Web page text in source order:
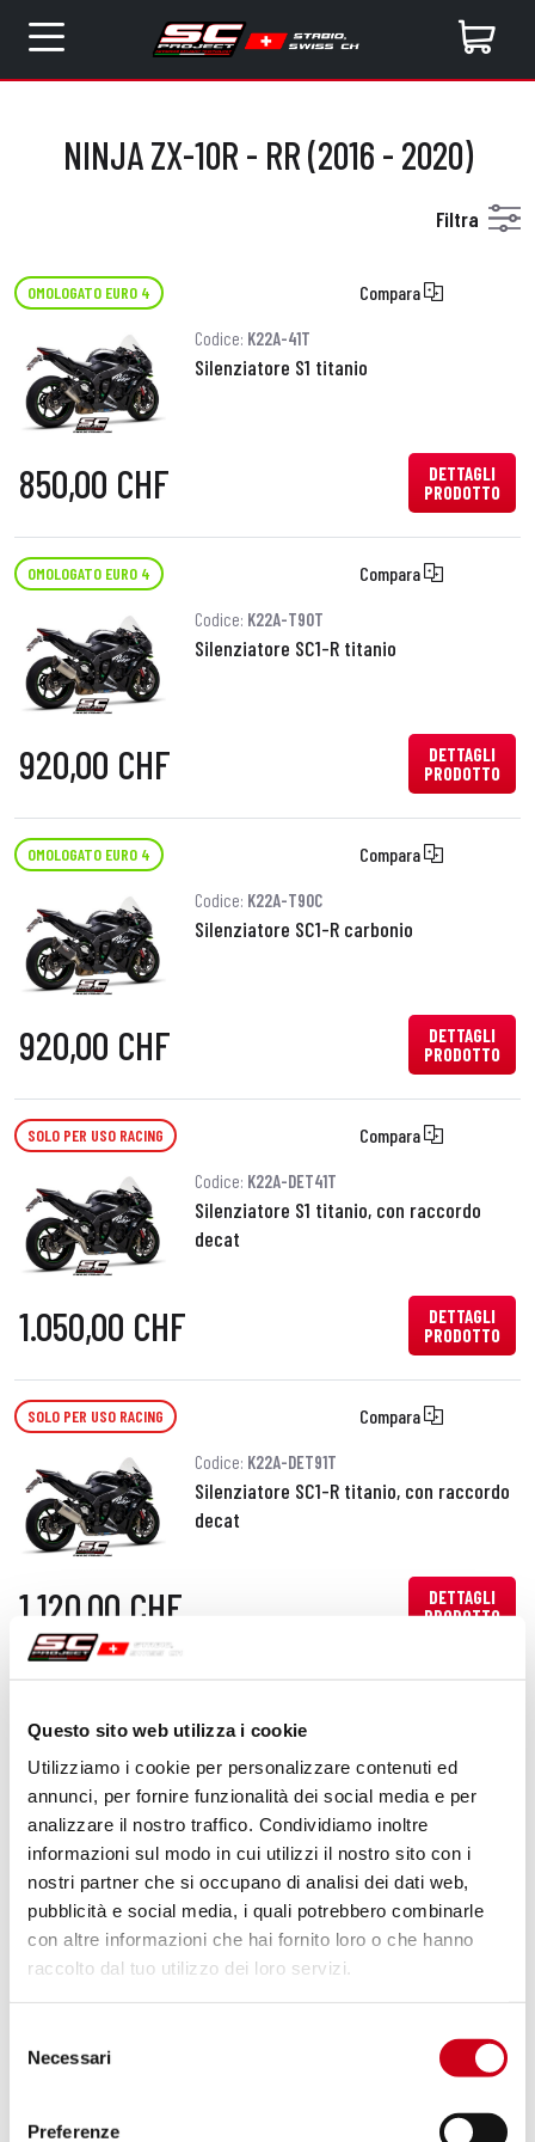
Questo sito web utilizza i cookie
Utilizziamo i cookie per personalizzare contenuti ed
annunci, per fornire funzionalità dei social media e per
analizzare il nostro traffico. Condividiamo inoltre
informazioni sul modo in cui utilizzi il nostro sito con i
nostri partner che si occupano di analisi dei dati web,
pubblicità e social media, i quali potrebbero combinarle
con altre informazioni che hai fornito loro o che hanno
raccolto dal tuo utilizzo dei loro servizi.
delNecessari
Preferenze
NINJA ZX-10R - RR (2016 - 2020)
Filtra
OMOLOGATO EURO 4 Compara
Codice: K22A-41T
Silenziatore S1 titanio
850,00 CHF
DETTAGLI
PRODOTTO
OMOLOGATO EURO 4 Compara
Codice: K22A-T90T
Silenziatore SC1-R titanio
920,00 CHF
DETTAGLI
PRODOTTO
OMOLOGATO EURO 4 Compara
Codice: K22A-T90C
Silenziatore SC1-R carbonio
920,00 CHF
DETTAGLI
PRODOTTO
SOLO PER USO RACING Compara
Codice: K22A-DET41T
Silenziatore S1 titanio, con raccordo
decat
1.050,00 CHF
DETTAGLI
PRODOTTO
SOLO PER USO RACING Compara
Codice: K22A-DET91T
Silenziatore SC1-R titanio, con raccordo
decat
1.120,00 CHF
DETTAGLI
PRODOTTO
Codice: K22A-DET91C
Silenziatore SC1-R carbonio, con
raccordo decat
1.120,00 CHF
DETTAGLI
PRODOTTO
SOLO PER USO RACING
Silenziatore CR-T titanio, con raccordo